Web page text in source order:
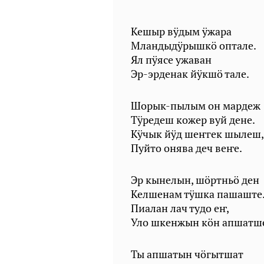
Кешыр вӱдым ӱжара
Мландыдӱрышкӧ оптале.
Ял пӱясе ужаван
Эр-эрденак йӱкшӧ тале.
Шорык-пылым он мардеж
Тӱредеш кожер вуй дене.
Кӱчык йӱд шеҥгек шылеш,
Пуйто онява деч веҥе.
Эр кынелын, шӧртньӧ ден
Келшенам тӱшка
Пиалан лач тудо еҥ,
Уло шкенжын кӧн
Ты апшатын чӧгытшат